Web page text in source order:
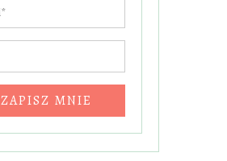
ZAPISZ MNIE